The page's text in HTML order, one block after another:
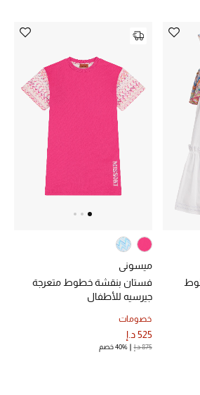
ميسوني
فستان بنقشة خطوط متعرجة
جيرسيه للأطفال
خصومات
525 د.إ
875 د.إ 40% خصم